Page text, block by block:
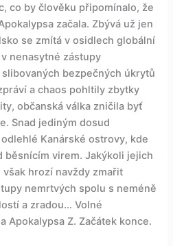
co by člověku připomínalo, že
začala. Zbývá už jen
se zmítá v osidlech globální
nenasytné zástupy
bezpečných úkrytů
a chaos pohltily zbytky
občanská válka zničila byť
Snad jediným dosud
Kanárské ostrovy, kde
běsnícím virem. Jakýkoli jejich
hrozí navždy zmařit
nemrtvých spolu s neméně
a zradou… Volné
Apokalypsa Z. Začátek konce.